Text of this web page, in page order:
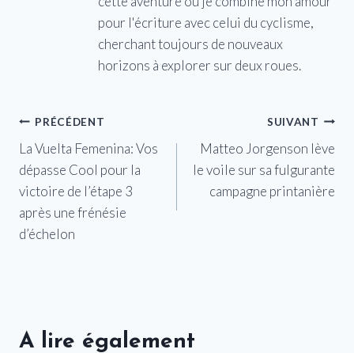
pour l'écriture avec celui du cyclisme,
cherchant toujours de nouveaux
horizons à explorer sur deux roues.
Navigation
de
l’article
PRÉCÉDENT
La Vuelta Femenina: Vos
dépasse Cool pour la
victoire de l’étape 3
après une frénésie
d’échelon
SUIVANT
Matteo Jorgenson lève
le voile sur sa fulgurante
campagne printanière
A lire également